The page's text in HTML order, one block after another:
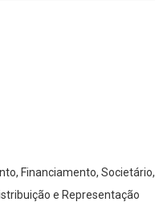
Financiamento, Societário,
e Representação